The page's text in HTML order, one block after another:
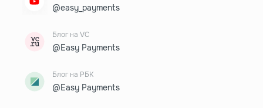
@easy_payments
Блог на VC
@Easy Payments
Блог на РБК
@Easy Payments